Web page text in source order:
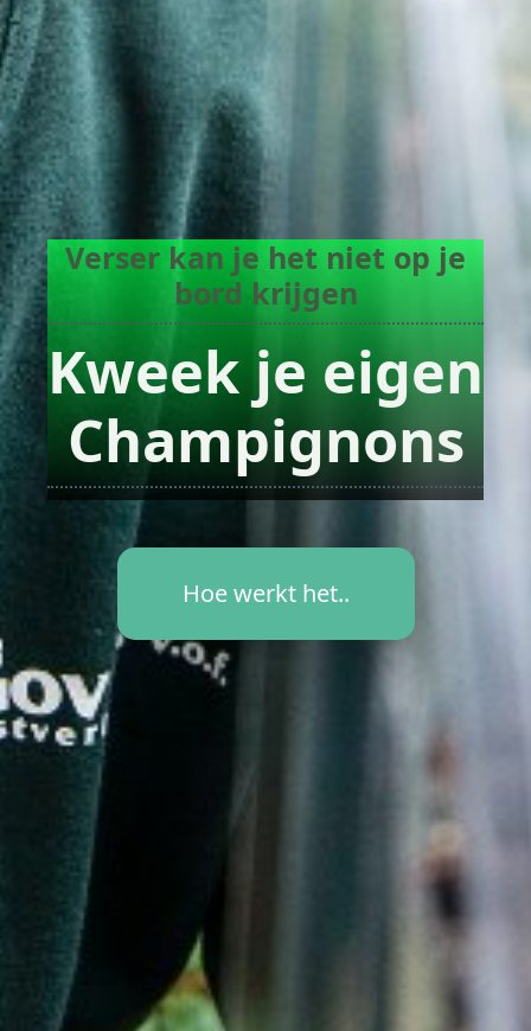
Verser kan je het niet op je
bord krijgen
Kweek je eigen
Champignons
Hoe werkt het..